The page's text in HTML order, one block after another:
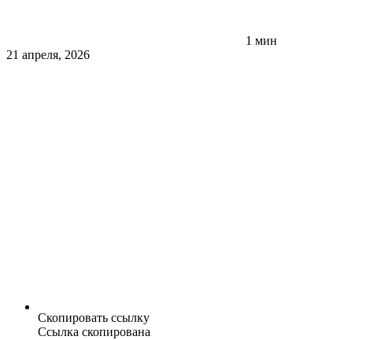
1 мин
21 апреля, 2026
Скопировать ссылку
Ссылка скопирована